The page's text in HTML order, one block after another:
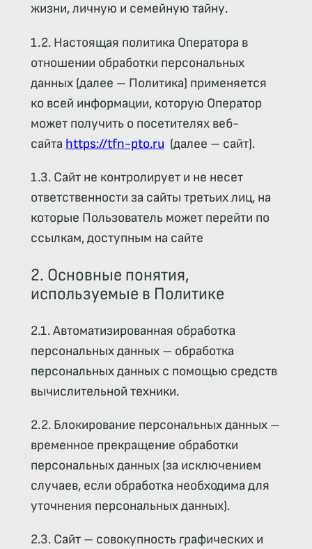
жизни, личную и семейную тайну.
1.2. Настоящая политика Оператора в
отношении обработки персональных
данных (далее – Политика) применяется
ко всей информации, которую Оператор
может получить о посетителях веб-
сайта https://tfn-pto.ru (далее – сайт).
1.3. Сайт не контролирует и не несет
ответственности за сайты третьих лиц, на
которые Пользователь может перейти по
ссылкам, доступным на сайте
2. Основные понятия,
используемые в Политике
2.1. Автоматизированная обработка
персональных данных – обработка
персональных данных с помощью средств
вычислительной техники.
2.2. Блокирование персональных данных –
временное прекращение обработки
персональных данных (за исключением
случаев, если обработка необходима для
уточнения персональных данных).
2.3. Сайт – совокупность графических и